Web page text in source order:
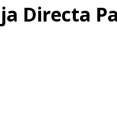
Directa